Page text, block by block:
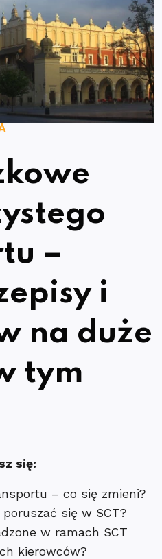
–
i
na duże
tym
się:
– co się zmieni?
się w SCT?
w ramach SCT
kierowców?